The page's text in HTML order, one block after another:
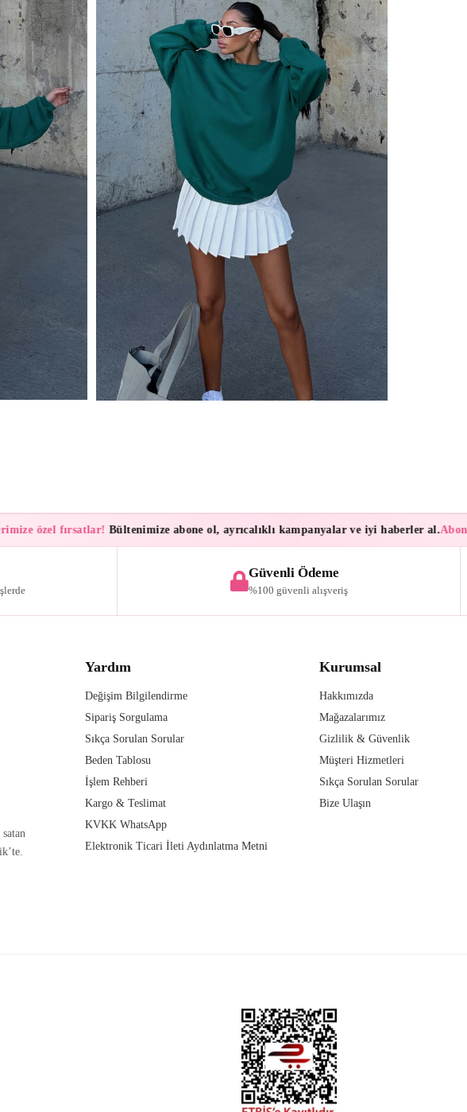
özel fırsatlar!Bültenimize abone ol, ayrıcalıklı kampanyalar ve iyi haberler al.
Güvenli Ödeme
%100 güvenli alışveriş
Yardım
Değişim Bilgilendirme
Sipariş Sorgulama
Sıkça Sorulan Sorular
Beden Tablosu
İşlem Rehberi
Kargo & Teslimat
KVKK WhatsApp
Elektronik Ticari İleti Aydınlatma Metni
Kurumsal
Hakkımızda
Mağazalarımız
Gizlilik & Güvenlik
Müşteri Hizmetleri
Sıkça Sorulan Sorular
Bize Ulaşın